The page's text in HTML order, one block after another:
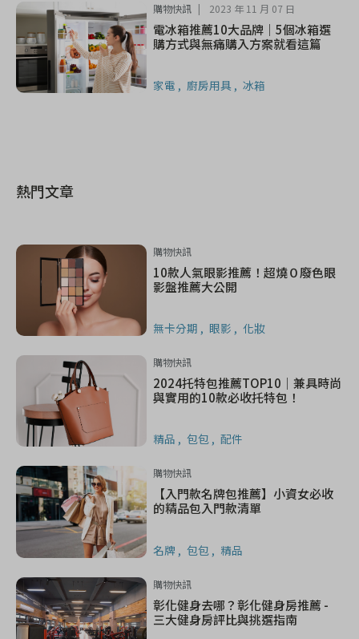
購物快訊 2023 年 11 月 07 日
電冰箱推薦10大品牌｜5個冰箱選
購方式與無痛購入方案就看這篇
家電 廚房用具 冰箱
熱門文章
購物快訊
10款人氣眼影推薦！超燒０廢色眼
影盤推薦大公開
無卡分期 眼影 化妝
購物快訊
2024托特包推薦TOP10｜兼具時尚
與實用的10款必收托特包！
精品 包包 配件
購物快訊
【入門款名牌包推薦】小資女必收
的精品包入門款清單
名牌 包包 精品
購物快訊
彰化健身去哪？彰化健身房推薦 -
三大健身房評比與挑選指南